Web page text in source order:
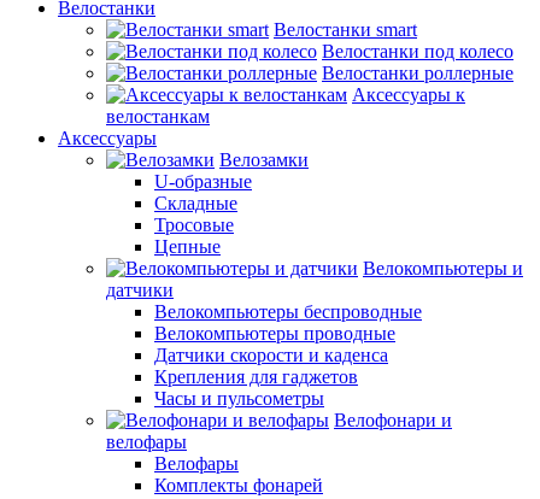
Велостанки
Велостанки smart
Велостанки под колесо
Велостанки роллерные
Аксессуары к
велостанкам
Аксессуары
Велозамки
U-образные
Складные
Тросовые
Цепные
Велокомпьютеры и
датчики
Велокомпьютеры беспроводные
Велокомпьютеры проводные
Датчики скорости и каденса
Крепления для гаджетов
Часы и пульсометры
Велофонари и
велофары
Велофары
Комплекты фонарей